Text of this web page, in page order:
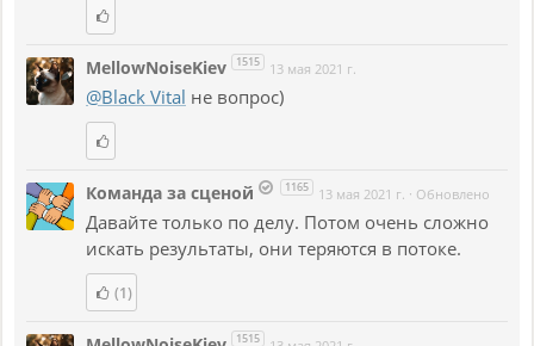
MellowNoiseKiev 1515 13 мая 2021 г.
@Black Vital не вопрос)
Команда за сценой 1165 13 мая 2021 г. · Обновлено
Давайте только по делу. Потом очень сложно
искать результаты, они теряются в потоке.
(1)
1515